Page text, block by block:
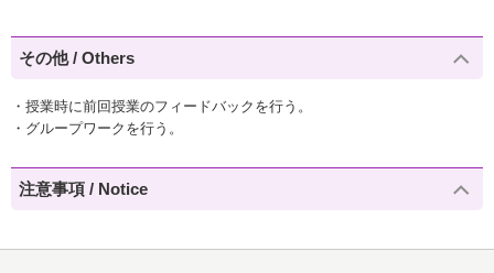
その他 / Others
・授業時に前回授業のフィードバックを行う。
・グループワークを行う。
注意事項 / Notice